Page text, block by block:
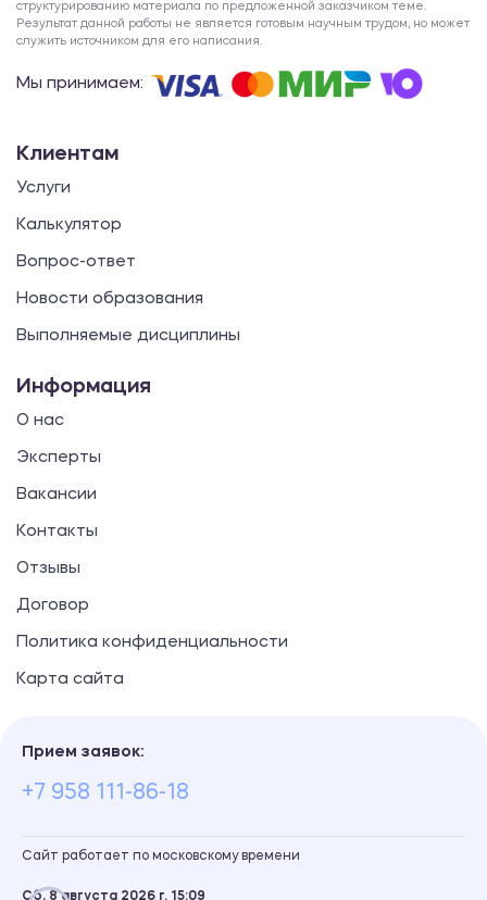
структурированию материала по предложенной заказчиком теме.
Результат данной работы не является готовым научным трудом, но может
служить источником для его написания.
Мы принимаем:
Клиентам
Услуги
Калькулятор
Вопрос-ответ
Новости образования
Выполняемые дисциплины
Информация
О нас
Эксперты
Вакансии
Контакты
Отзывы
Договор
Политика конфиденциальности
Карта сайта
Прием заявок:
+7 958 111-86-18
Сайт работает по московскому времени
Сб, 8 августа 2026 г. 15:09